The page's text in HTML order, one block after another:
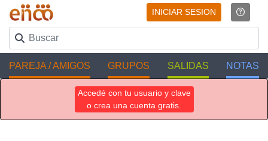
INICIAR SESION
PAREJA / AMIGOS GRUPOS SALIDAS NOTAS
Accedé con tu usuario y clave
o crea una cuenta gratis.